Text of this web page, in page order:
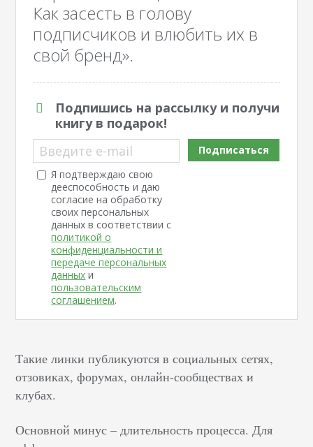
Как засесть в голову
подписчиков и влюбить их в
свой бренд».
Подпишись на рассылку и получи
книгу в подарок!
Введите e-mail
Я подтверждаю свою
дееспособность и даю
согласие на обработку
своих персональных
данных в соответствии с
политикой о
конфиденциальности и
передаче персональных
данных и
пользовательским
соглашением.
Подписаться
Такие линки публикуются в социальных сетях,
отзовиках, форумах, онлайн-сообществах и
клубах.
Основной минус – длительность процесса. Для